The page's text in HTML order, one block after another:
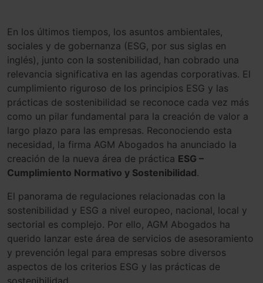
En los últimos tiempos, los asuntos ambientales,
sociales y de gobernanza (ESG, por sus siglas en
inglés), junto con la sostenibilidad, han cobrado una
relevancia significativa en las agendas corporativas. El
cumplimiento riguroso de los principios ESG y las
prácticas de sostenibilidad se reconoce cada vez más
como un pilar fundamental para la creación de valor a
largo plazo para las empresas. Reconociendo esta
necesidad, la firma AGM Abogados ha anunciado la
creación de la nueva área de práctica ESG –
Cumplimiento Normativo y Sostenibilidad.
El panorama de regulaciones relacionadas con la
sostenibilidad y ESG a nivel europeo, nacional, local y
sectorial es complejo. Por ello, AGM Abogados ha
querido lanzar este área de servicios de asesoramiento
y prevención legal para empresas sobre diversos
aspectos de los criterios ESG y las prácticas de
sostenibilidad.